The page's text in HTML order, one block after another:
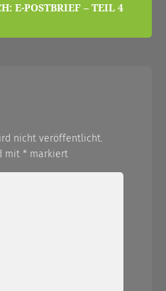
E-POSTBRIEF – TEIL 4
nicht veröffentlicht.
mit * markiert